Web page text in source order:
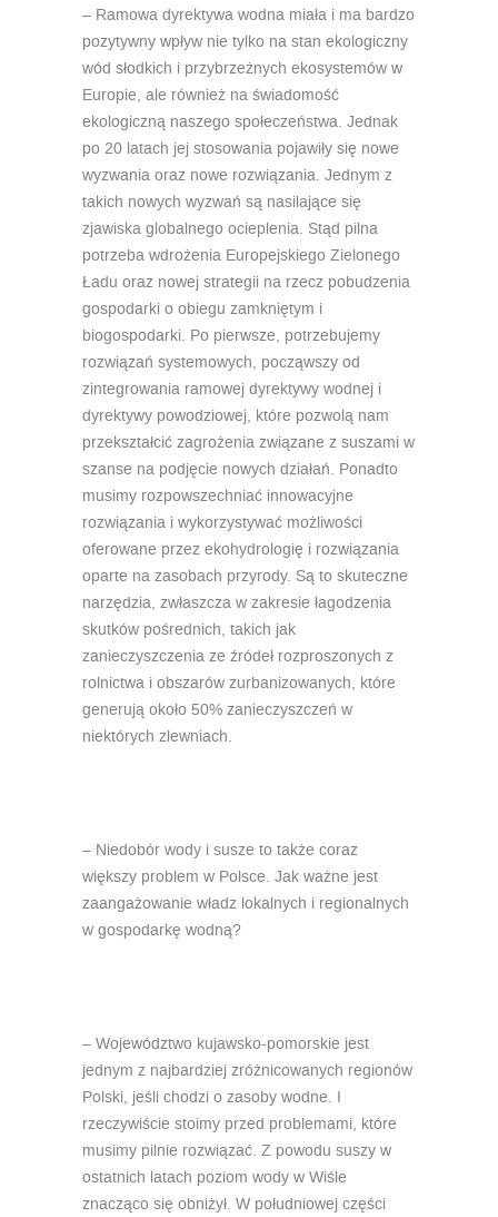
– Ramowa dyrektywa wodna miała i ma bardzo
pozytywny wpływ nie tylko na stan ekologiczny
wód słodkich i przybrzeżnych ekosystemów w
Europie, ale również na świadomość
ekologiczną naszego społeczeństwa. Jednak
po 20 latach jej stosowania pojawiły się nowe
wyzwania oraz nowe rozwiązania. Jednym z
takich nowych wyzwań są nasilające się
zjawiska globalnego ocieplenia. Stąd pilna
potrzeba wdrożenia Europejskiego Zielonego
Ładu oraz nowej strategii na rzecz pobudzenia
gospodarki o obiegu zamkniętym i
biogospodarki. Po pierwsze, potrzebujemy
rozwiązań systemowych, począwszy od
zintegrowania ramowej dyrektywy wodnej i
dyrektywy powodziowej, które pozwolą nam
przekształcić zagrożenia związane z suszami w
szanse na podjęcie nowych działań. Ponadto
musimy rozpowszechniać innowacyjne
rozwiązania i wykorzystywać możliwości
oferowane przez ekohydrologię i rozwiązania
oparte na zasobach przyrody. Są to skuteczne
narzędzia, zwłaszcza w zakresie łagodzenia
skutków pośrednich, takich jak
zanieczyszczenia ze źródeł rozproszonych z
rolnictwa i obszarów zurbanizowanych, które
generują około 50% zanieczyszczeń w
niektórych zlewniach.
– Niedobór wody i susze to także coraz
większy problem w Polsce. Jak ważne jest
zaangażowanie władz lokalnych i regionalnych
w gospodarkę wodną?
– Województwo kujawsko-pomorskie jest
jednym z najbardziej zróżnicowanych regionów
Polski, jeśli chodzi o zasoby wodne. I
rzeczywiście stoimy przed problemami, które
musimy pilnie rozwiązać. Z powodu suszy w
ostatnich latach poziom wody w Wiśle
znacząco się obniżył. W południowej części